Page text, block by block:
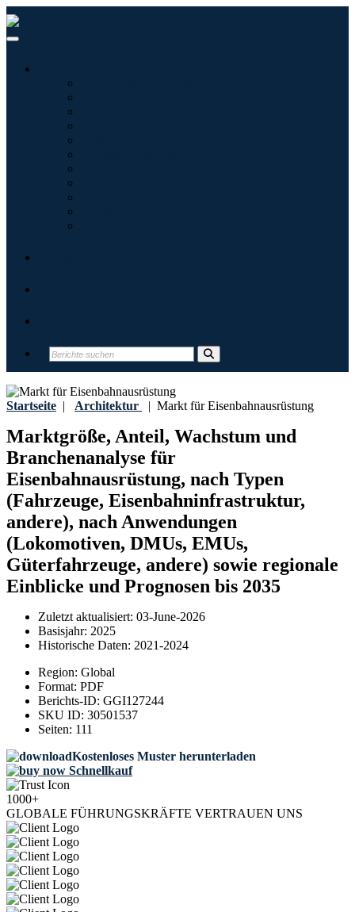
Startseite | Architektur | Markt für Eisenbahnausrüstung
Marktgröße, Anteil, Wachstum und
Branchenanalyse für
Eisenbahnausrüstung, nach Typen
(Fahrzeuge, Eisenbahninfrastruktur,
andere), nach Anwendungen
(Lokomotiven, DMUs, EMUs,
Güterfahrzeuge, andere) sowie regionale
Einblicke und Prognosen bis 2035
Zuletzt aktualisiert: 03-June-2026
Basisjahr: 2025
Historische Daten: 2021-2024
Region: Global
Format: PDF
Berichts-ID: GGI127244
SKU ID: 30501537
Seiten: 111
Kostenloses Muster herunterladen
Schnellkauf
1000+
GLOBALE FÜHRUNGSKRÄFTE VERTRAUEN UNS